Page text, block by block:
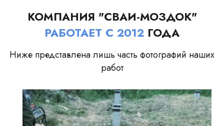
КОМПАНИЯ "СВАИ-МОЗДОК"
РАБОТАЕТ С 2012 ГОДА
Ниже представлена лишь часть фотографий наших
работ